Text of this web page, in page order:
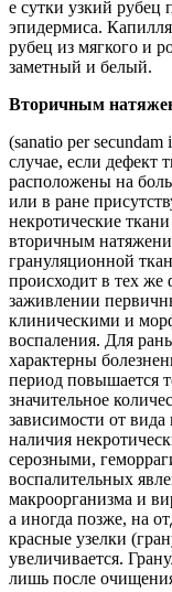
е сутки узкий рубец
эпидермиса.
рубец из мягкого и
заметный и белый.
Вторичным
(sanatio per
случае, если дефект
расположены на
или в ране
некротические
вторичным
грануляционной
происходит в тех же
заживлении
клиническими и
воспаления. Для
характерны
период повышается
значительное
зависимости от
наличия
серозными,
воспалительных
макроорганизма и
а иногда позже, на
красные узелки
увеличивается.
лишь после